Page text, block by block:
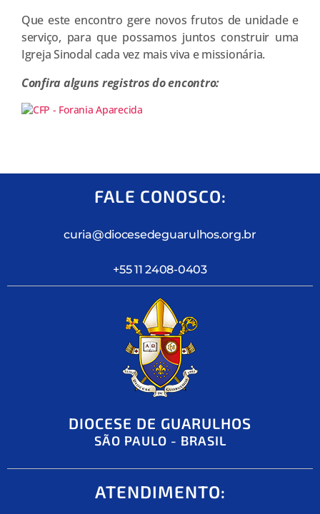
Que este encontro gere novos frutos de unidade e
serviço, para que possamos juntos construir uma
Igreja Sinodal cada vez mais viva e missionária.
Confira alguns registros do encontro:
FALE CONOSCO:
curia@diocesedeguarulhos.org.br
+55 11 2408-0403
DIOCESE DE GUARULHOS
SÃO PAULO - BRASIL
ATENDIMENTO: